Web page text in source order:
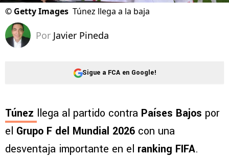
© Getty Images Túnez llega a la baja
Por Javier Pineda
Sigue a FCA en Google!
Túnez llega al partido contra Países Bajos por
el Grupo F del Mundial 2026 con una
desventaja importante en el ranking FIFA.